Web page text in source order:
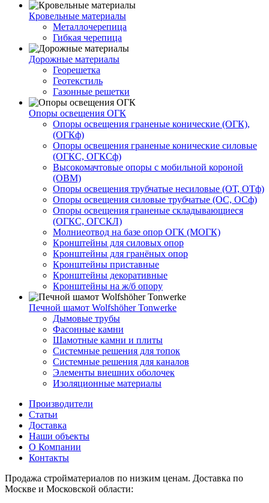
Кровельные материалы
Металлочерепица
Гибкая черепица
Дорожные материалы
Георешетка
Геотекстиль
Газонные решетки
Опоры освещения ОГК
Опоры освещения граненые конические (ОГК),
(ОГКф)
Опоры освещения граненые конические силовые
(ОГКС, ОГКСф)
Высокомачтовые опоры с мобильной короной
(ОВМ)
Опоры освещения трубчатые несиловые (ОТ, ОТф)
Опоры освещения силовые трубчатые (ОС, ОСф)
Опоры освещения граненые складывающиеся
(ОГКС, ОГСКЛ)
Молниеотвод на базе опор ОГК (МОГК)
Кронштейны для силовых опор
Кронштейны для гранёных опор
Кронштейны приставные
Кронштейны декоративные
Кронштейны на ж/б опору
Печной шамот Wolfshöher Tonwerke
Дымовые трубы
Фасонные камни
Шамотные камни и плиты
Системные решения для топок
Системные решения для каналов
Элементы внешних оболочек
Изоляционные материалы
Производители
Статьи
Доставка
Наши объекты
О Компании
Контакты
Продажа стройматериалов по низким ценам. Доставка по
Москве и Московской области: